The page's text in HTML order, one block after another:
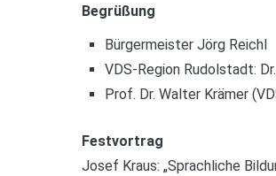
Begrüßung
Bürgermeister Jörg Reichl
VDS-Region Rudolstadt:
Prof. Dr. Walter Krämer
Festvortrag
Josef Kraus: „Sprachliche